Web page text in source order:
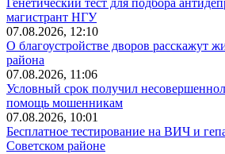
Генетический тест для подбора
магистрант НГУ
07.08.2026, 12:10
О благоустройстве дворов расскажут
района
07.08.2026, 11:06
Условный срок получил
помощь мошенникам
07.08.2026, 10:01
Бесплатное тестирование на ВИЧ и
Советском районе